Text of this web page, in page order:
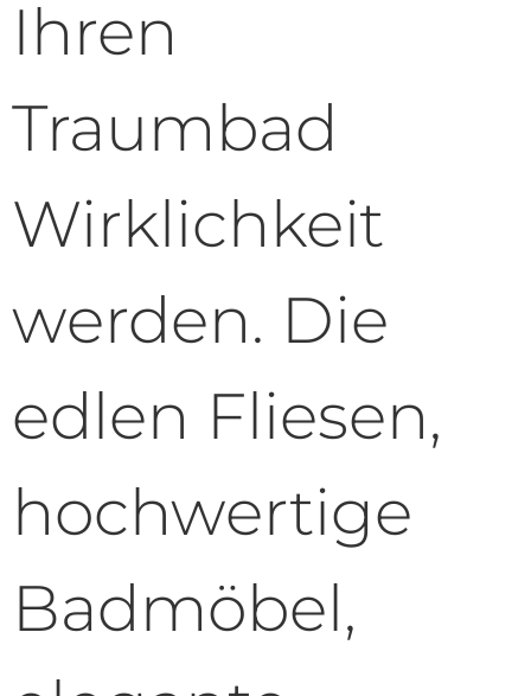
Ihren
Traumbad
Wirklichkeit
werden. Die
edlen Fliesen,
hochwertige
Badmöbel,